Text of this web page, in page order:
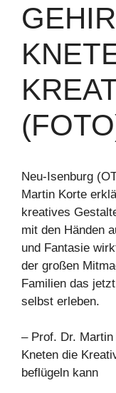
Neu-Isenburg
Martin Korte
kreatives
mit den Händen
und Fantasie
der großen
Familien das jetzt
selbst erleben.
– Prof. Dr.
Kneten die
beflügeln kann